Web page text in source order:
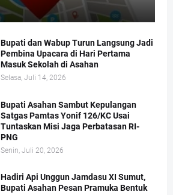
Bupati dan Wabup Turun Langsung Jadi
Pembina Upacara di Hari Pertama
Masuk Sekolah di Asahan
Selasa, Juli 14, 2026
Bupati Asahan Sambut Kepulangan
Satgas Pamtas Yonif 126/KC Usai
Tuntaskan Misi Jaga Perbatasan RI-
PNG
Senin, Juli 20, 2026
Hadiri Api Unggun Jamdasu XI Sumut,
Bupati Asahan Pesan Pramuka Bentuk